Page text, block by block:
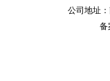
公司地址
备